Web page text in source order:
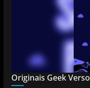
Originais Geek Verso